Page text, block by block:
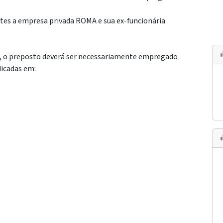
a empresa privada ROMA e sua ex-funcionária
preposto deverá ser necessariamente empregado
em: